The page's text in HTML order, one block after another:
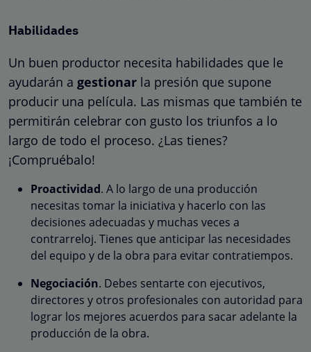
Habilidades
Un buen productor necesita habilidades que le
ayudarán a gestionar la presión que supone
producir una película. Las mismas que también te
permitirán celebrar con gusto los triunfos a lo
largo de todo el proceso. ¿Las tienes?
¡Compruébalo!
Proactividad. A lo largo de una producción
necesitas tomar la iniciativa y hacerlo con las
decisiones adecuadas y muchas veces a
contrarreloj. Tienes que anticipar las necesidades
del equipo y de la obra para evitar contratiempos.
Negociación. Debes sentarte con ejecutivos,
directores y otros profesionales con autoridad para
lograr los mejores acuerdos para sacar adelante la
producción de la obra.